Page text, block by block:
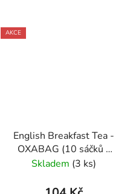
AKCE
English Breakfast Tea -
OXABAG (10 sáčků x
4g) - Oxalis
Skladem (3 ks)